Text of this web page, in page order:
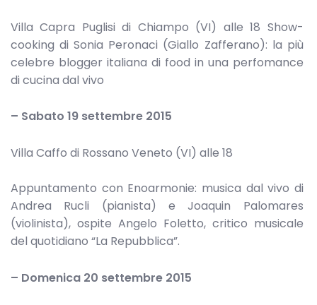
Villa Capra Puglisi di Chiampo (VI) alle 18 Show-
cooking di Sonia Peronaci (Giallo Zafferano): la più
celebre blogger italiana di food in una perfomance
di cucina dal vivo
– Sabato 19 settembre 2015
Villa Caffo di Rossano Veneto (VI) alle 18
Appuntamento con Enoarmonie: musica dal vivo di
Andrea Rucli (pianista) e Joaquin Palomares
(violinista), ospite Angelo Foletto, critico musicale
del quotidiano “La Repubblica”.
– Domenica 20 settembre 2015